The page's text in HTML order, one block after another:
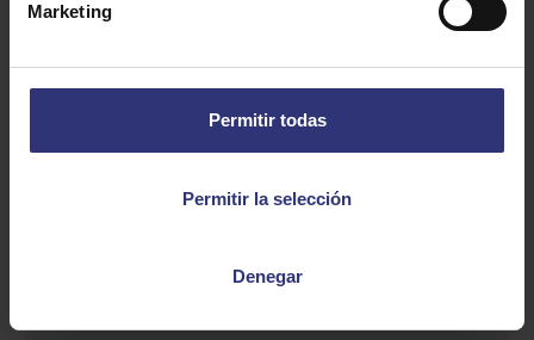
Marketing
Permitir todas
Permitir la selección
Denegar
1 kg de contramuslos de pollo sin hueso y
ajo y jengibre
2 hojas de laurel